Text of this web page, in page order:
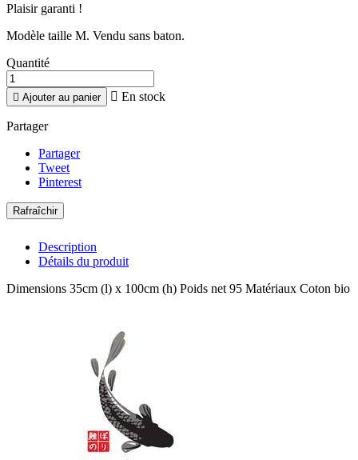
Plaisir garanti !
Modèle taille M. Vendu sans baton.
Quantité
 Ajouter au panier  En stock
Partager
Partager
Tweet
Pinterest
Description
Détails du produit
Dimensions 35cm (l) x 100cm (h) Poids net 95 Matériaux Coton bio